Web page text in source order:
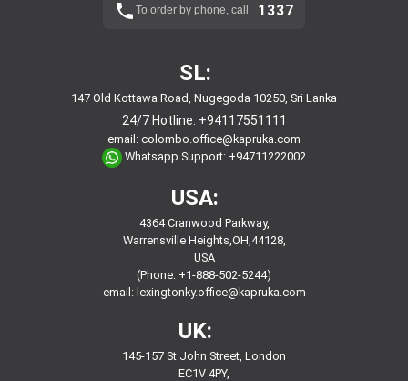
To order by phone, call 1337
SL:
147 Old Kottawa Road, Nugegoda 10250, Sri Lanka
24/7 Hotline: +94117551111
email: colombo.office@kapruka.com
Whatsapp Support: +94711222002
USA:
4364 Cranwood Parkway,
Warrensville Heights,OH,44128,
USA
(Phone: +1-888-502-5244)
email: lexingtonky.office@kapruka.com
UK:
145-157 St John Street, London
EC1V 4PY,